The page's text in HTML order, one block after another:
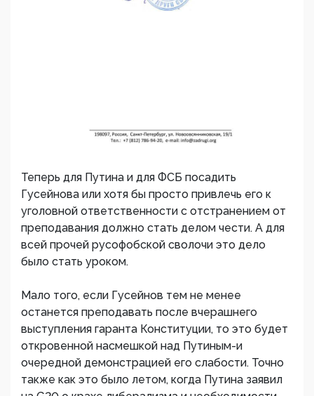
Теперь для Путина и для ФСБ посадить
Гусейнова или хотя бы просто привлечь его к
уголовной ответственности с отстранением от
преподавания должно стать делом чести. А для
всей прочей русофобской сволочи это дело
было стать уроком.
Мало того, если Гусейнов тем не менее
останется преподавать после вчерашнего
выступления гаранта Конституции, то это будет
откровенной насмешкой над Путиным-и
очередной демонстрацией его слабости. Точно
также как это было летом, когда Путина заявил